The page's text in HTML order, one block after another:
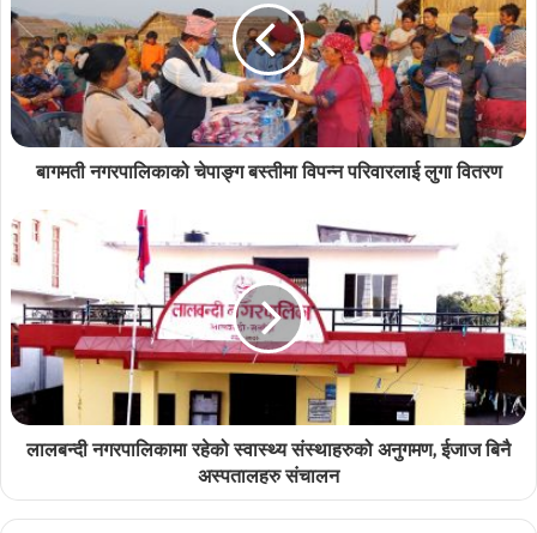
बागमती नगरपालिकाको चेपाङ्ग बस्तीमा विपन्न परिवारलाई लुगा वितरण
लालबन्दी नगरपालिकामा रहेको स्वास्थ्य संस्थाहरुको अनुगमण, ईजाज बिनै
अस्पतालहरु संचालन